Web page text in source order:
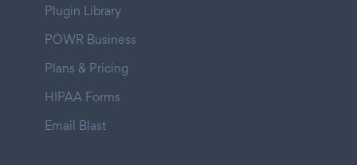
Plugin Library
POWR Business
Plans & Pricing
HIPAA Forms
Email Blast